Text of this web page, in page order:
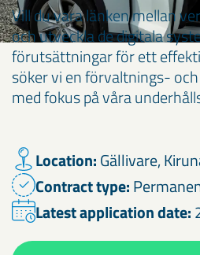
Vill du vara länken mellan
och utveckla de digitala
förutsättningar för ett
söker vi en förvaltnings-
med fokus på våra
Location:Gällivare,
Contract type:
Latest application date: